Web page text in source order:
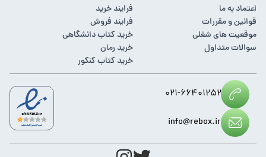
اعتماد به ما
قوانین و مقررات
موقعیت های شغلی
سوالات متداول
فرایند خرید
فرایند فروش
خرید کتاب دانشگاهی
خرید رمان
خرید کتاب کنکور
۰۲۱-۶۶۴۰۱۲۵۲
info@rebox.ir